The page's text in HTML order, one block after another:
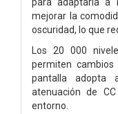
mejorar la
oscuridad, lo que
Los 20 000
permiten
pantalla adopta
atenuación de
entorno.